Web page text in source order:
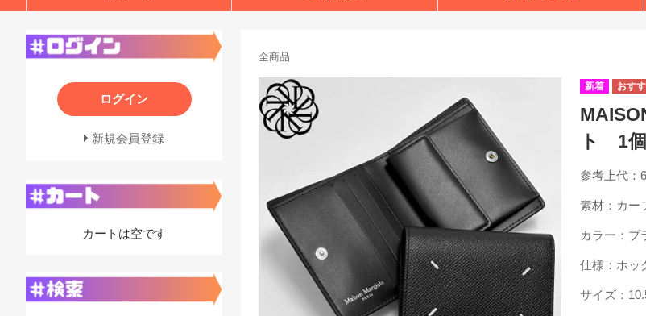
全商品
ト 1
参考上代：
素材：カー
カラー：ブ
仕様：ホッ
サイズ：
ログイン
新規会員登録
カートは空です